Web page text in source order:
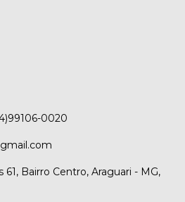
0020
61, Bairro Centro, Araguari - MG,